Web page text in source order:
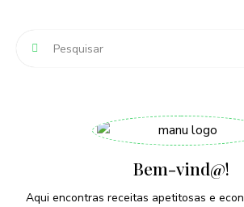
Bem-vind@!
Aqui encontras receitas apetitosas e